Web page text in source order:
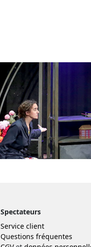
Spectateurs
Service client
Questions fréquentes